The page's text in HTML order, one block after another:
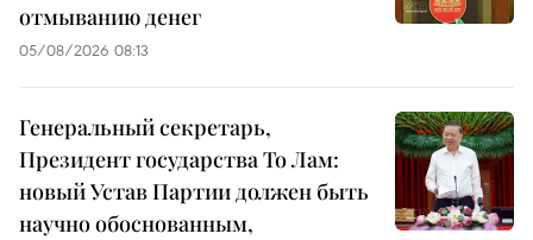
отмыванию денег
05/08/2026 08:13
Генеральный секретарь,
Президент государства То Лам:
новый Устав Партии должен быть
научно обоснованным,